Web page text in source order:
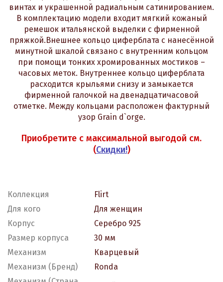
винтах и украшенной радиальным сатинированием.
В комплектацию модели входит мягкий кожаный
ремешок итальянской выделки с фирменной
пряжкой.Внешнее кольцо циферблата с нанесённой
минутной шкалой связано с внутренним кольцом
при помощи тонких хромированных мостиков –
часовых меток. Внутреннее кольцо циферблата
расходится крыльями снизу и замыкается
фирменной галочкой на двенадцатичасовой
отметке. Между кольцами расположен фактурный
узор Grain d`orge.
Приобретите с максимальной выгодой см.
(Скидки!)
Коллекция
Flirt
Для кого
Для женщин
Корпус
Серебро 925
Размер корпуса
30 мм
Механизм
Кварцевый
Механизм (Бренд)
Ronda